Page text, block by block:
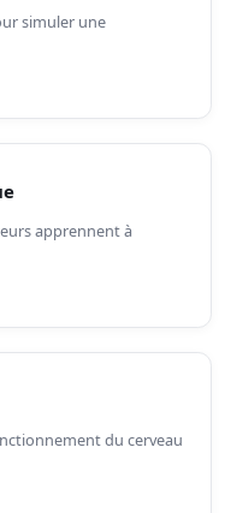
simuler une
apprennent à
du cerveau